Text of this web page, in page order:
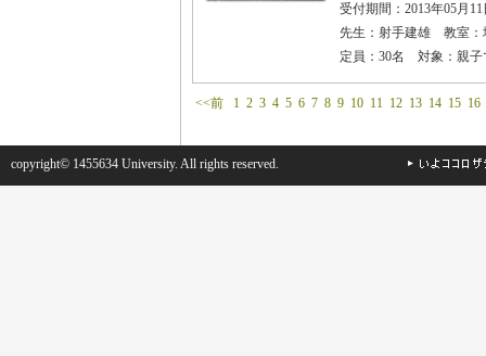
受付期間：2013年05月
先生：射手建雄 教室：
定員：30名 対象：親子
<<前 1 2 3 4 5 6 7 8 9 10 11 12 13 14 15 16
copyright© 1455634 University. All rights reserved.